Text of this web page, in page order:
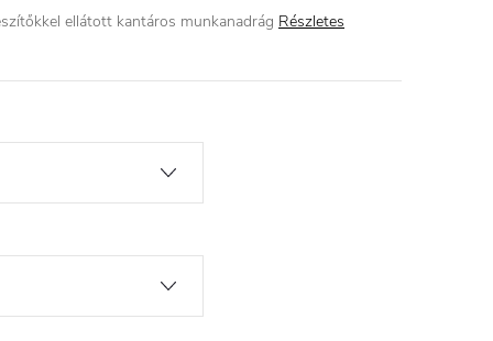
ellátott kantáros munkanadrág Részletes